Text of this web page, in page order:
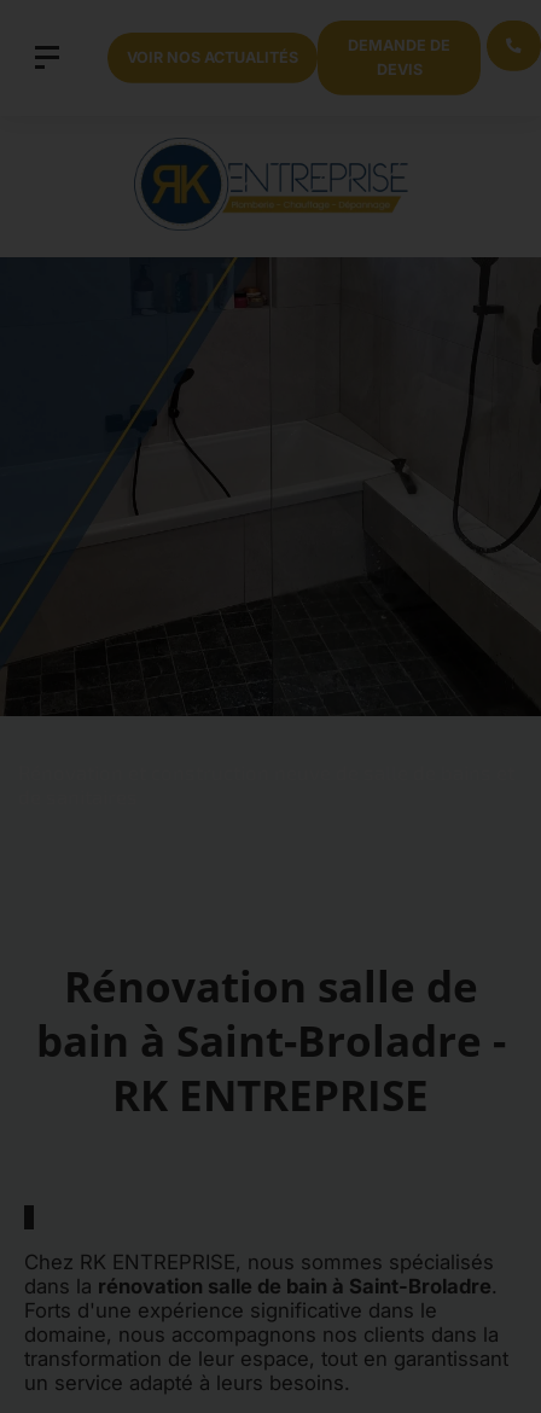
VOIR NOS ACTUALITÉS
DEMANDE DE
DEVIS
Rénovation salle de
bain à Saint-Broladre -
RK ENTREPRISE
Chez RK ENTREPRISE, nous sommes spécialisés
dans la rénovation salle de bain à Saint-Broladre.
Forts d'une expérience significative dans le
domaine, nous accompagnons nos clients dans la
transformation de leur espace, tout en garantissant
un service adapté à leurs besoins.